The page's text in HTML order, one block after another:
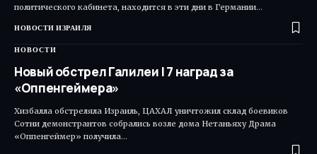
политического кабинета, находится в эти дни в Германии…
НОВОСТИ ИЗРАИЛЯ
НОВОСТИ
Новый обстрел Галилеи | 7 наград за
«Оппенгеймера»
Хизбалла обстреляла Израиль, ЦАХАЛ уничтожил склад боевиков
Сотни демонстрантов собрались возле дома Нетаньяху Драма
«Оппенгеймер» получила…